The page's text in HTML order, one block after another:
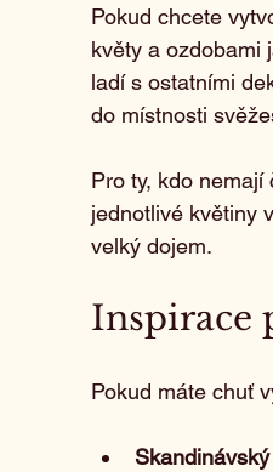
Pokud chcete
květy a ozdobami
ladí s ostatními
do místnosti
Pro ty, kdo
jednotlivé květiny
velký dojem.
Inspirace
Pokud máte chuť